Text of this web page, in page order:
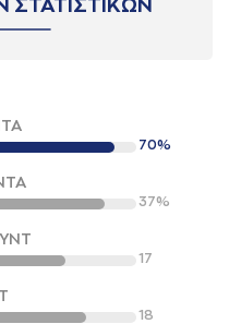
ΣΤΑΤΙΣΤΙΚΩΝ
70%
37%
17
18